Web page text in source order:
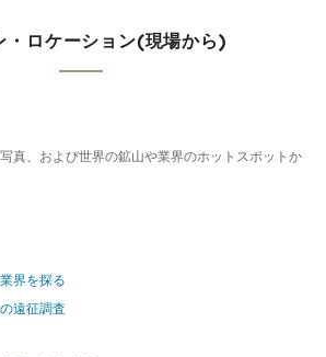
・ロケーション(現場から)
真、および世界の鉱山や業界のホットスポットか
界を探る
遠征調査